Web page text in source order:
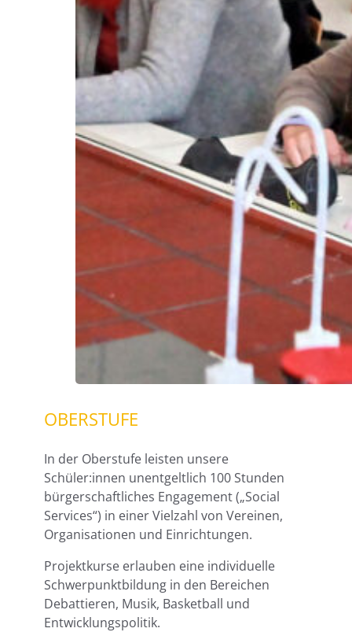
OBERSTUFE
In der Oberstufe leisten unsere
Schüler:innen unentgeltlich 100 Stunden
bürgerschaftliches Engagement („Social
Services“) in einer Vielzahl von Vereinen,
Organisationen und Einrichtungen.
Projektkurse erlauben eine individuelle
Schwerpunktbildung in den Bereichen
Debattieren, Musik, Basketball und
Entwicklungspolitik.